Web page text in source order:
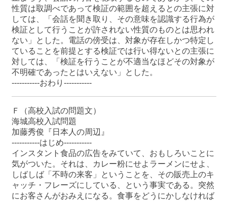
性質は取調べであって検証の範囲を超えるとの主張に対
しては、「会話を聞き取り、その意味を認識する行為が
検証として行うことが許されない性質のものとは思われ
ない」とした。電話の傍受は、対象が存在しかつ特定し
ていることを前提とする検証では行い得ないとの主張に
対しては、「検証を行うことが不適当なほどその対象が
不明確であったとはいえない」とした。
-----------おわり-----------
Ｆ（高校入試の問題文）
海城高校入試問題
加藤秀俊『日本人の周辺』
-----------はじめ-----------
インスタント食品の広告をみていて、おもしろいことに
気がついた。それは、カレー粉にせよラーメンにせよ、
しばしば「不時の来客」ということを、その販売上のキ
ャッチ・フレーズにしている、という事実である。突然
にお客さんがおみえになる。食事をどうにかしなければ